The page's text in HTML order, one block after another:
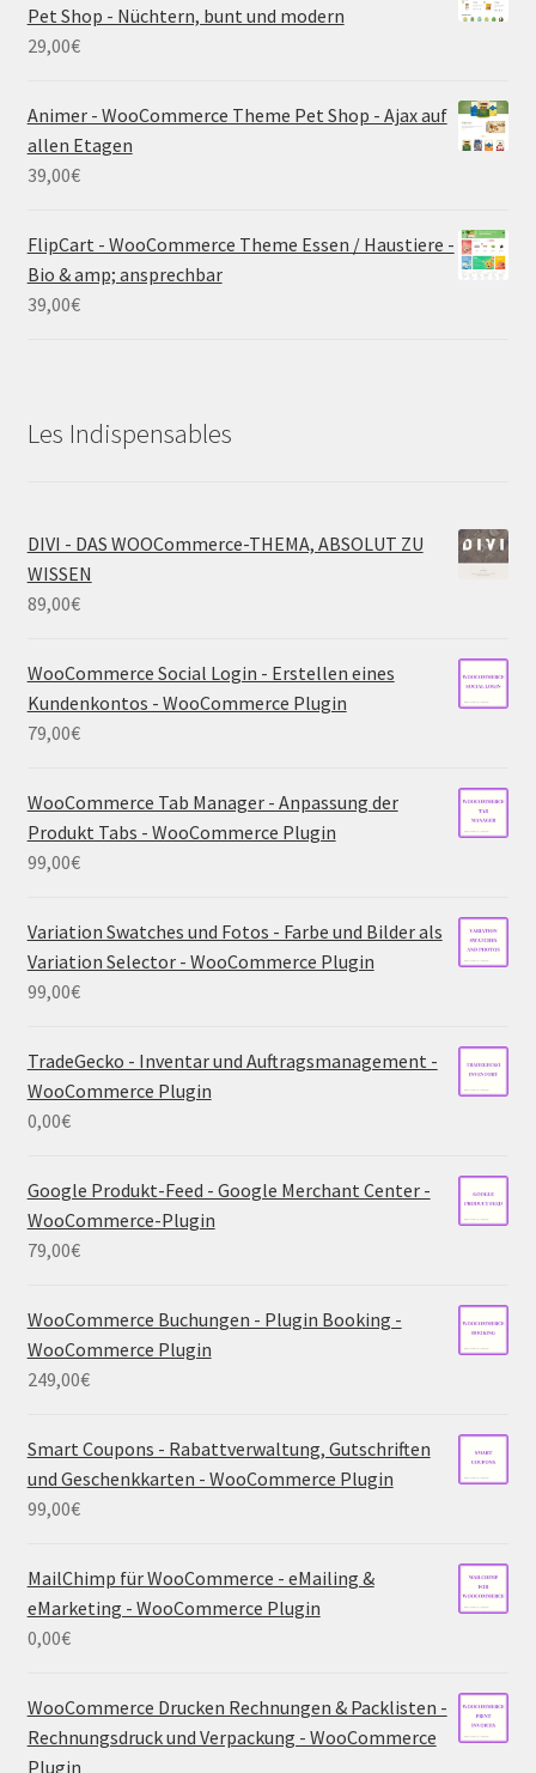
Pet Shop - Nüchtern, bunt und modern
29,00€
Animer - WooCommerce Theme Pet Shop - Ajax auf
allen Etagen
39,00€
FlipCart - WooCommerce Theme Essen / Haustiere -
Bio & amp; ansprechbar
39,00€
Les Indispensables
DIVI - DAS WOOCommerce-THEMA, ABSOLUT ZU
WISSEN
89,00€
WooCommerce Social Login - Erstellen eines
Kundenkontos - WooCommerce Plugin
79,00€
WooCommerce Tab Manager - Anpassung der
Produkt Tabs - WooCommerce Plugin
99,00€
Variation Swatches und Fotos - Farbe und Bilder als
Variation Selector - WooCommerce Plugin
99,00€
TradeGecko - Inventar und Auftragsmanagement -
WooCommerce Plugin
0,00€
Google Produkt-Feed - Google Merchant Center -
WooCommerce-Plugin
79,00€
WooCommerce Buchungen - Plugin Booking -
WooCommerce Plugin
249,00€
Smart Coupons - Rabattverwaltung, Gutschriften
und Geschenkkarten - WooCommerce Plugin
99,00€
MailChimp für WooCommerce - eMailing &
eMarketing - WooCommerce Plugin
0,00€
WooCommerce Drucken Rechnungen & Packlisten -
Rechnungsdruck und Verpackung - WooCommerce
Plugin